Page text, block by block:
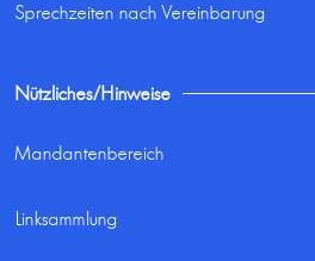
Sprechzeiten nach Vereinbarung
Nützliches/Hinweise
Mandantenbereich
Linksammlung